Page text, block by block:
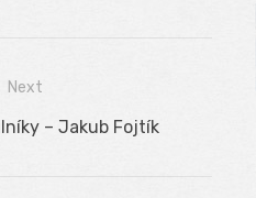
Next
– Jakub Fojtík